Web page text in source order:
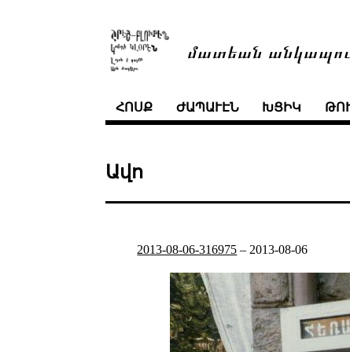
մատեան
ՀՈՍՔ ԺԱՊԱՒԷՆ ԽՑԻԿ
Ավո
2013-08-06-316975 – 2013-08-06